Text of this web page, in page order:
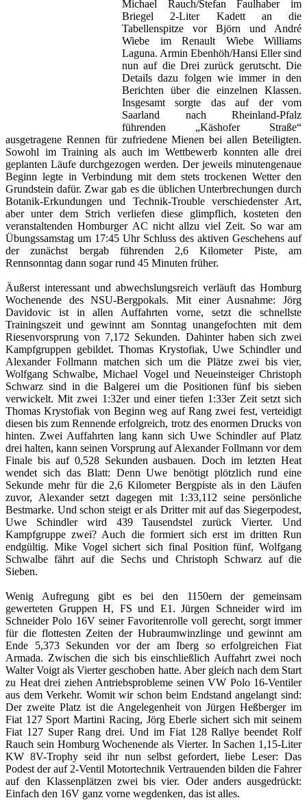
Michael Rauch/Stefan Faulhaber im
Briegel 2-Liter Kadett an die
Tabellenspitze vor Björn und André
Wiebe im Renault Wiebe Williams
Laguna. Armin Ebenhöh/Hansi Eller sind
nun auf die Drei zurück gerutscht. Die
Details dazu folgen wie immer in den
Berichten über die einzelnen Klassen.
Insgesamt sorgte das auf der vom
Saarland nach Rheinland-Pfalz
führenden „Käshofer Straße“
ausgetragene Rennen für zufriedene Mienen bei allen Beteiligten.
Sowohl im Training als auch im Wettbewerb konnten alle drei
geplanten Läufe durchgezogen werden. Der jeweils minutengenaue
Beginn legte in Verbindung mit dem stets trockenen Wetter den
Grundstein dafür. Zwar gab es die üblichen Unterbrechungen durch
Botanik-Erkundungen und Technik-Trouble verschiedenster Art,
aber unter dem Strich verliefen diese glimpflich, kosteten den
veranstaltenden Homburger AC nicht allzu viel Zeit. So war am
Übungssamstag um 17:45 Uhr Schluss des aktiven Geschehens auf
der zunächst bergab führenden 2,6 Kilometer Piste, am
Rennsonntag dann sogar rund 45 Minuten früher.
Äußerst interessant und abwechslungsreich verläuft das Homburg
Wochenende des NSU-Bergpokals. Mit einer Ausnahme: Jörg
Davidovic ist in allen Auffahrten vorne, setzt die schnellste
Trainingszeit und gewinnt am Sonntag unangefochten mit dem
Riesenvorsprung von 7,172 Sekunden. Dahinter haben sich zwei
Kampfgruppen gebildet. Thomas Krystofiak, Uwe Schindler und
Alexander Follmann matchen sich um die Plätze zwei bis vier,
Wolfgang Schwalbe, Michael Vogel und Neueinsteiger Christoph
Schwarz sind in die Balgerei um die Positionen fünf bis sieben
verwickelt. Mit zwei 1:32er und einer tiefen 1:33er Zeit setzt sich
Thomas Krystofiak von Beginn weg auf Rang zwei fest, verteidigt
diesen bis zum Rennende erfolgreich, trotz des enormen Drucks von
hinten. Zwei Auffahrten lang kann sich Uwe Schindler auf Platz
drei halten, kann seinen Vorsprung auf Alexander Follmann vor dem
Finale bis auf 0,528 Sekunden ausbauen. Doch im letzten Heat
wendet sich das Blatt: Denn Uwe benötigt plötzlich rund eine
Sekunde mehr für die 2,6 Kilometer Bergpiste als in den Läufen
zuvor, Alexander setzt dagegen mit 1:33,112 seine persönliche
Bestmarke. Und schon steigt er als Dritter mit auf das Siegerpodest,
Uwe Schindler wird 439 Tausendstel zurück Vierter. Und
Kampfgruppe zwei? Auch die formiert sich erst im dritten Run
endgültig. Mike Vogel sichert sich final Position fünf, Wolfgang
Schwalbe fährt auf die Sechs und Christoph Schwarz auf die
Sieben.
Wenig Aufregung gibt es bei den 1150ern der gemeinsam
gewerteten Gruppen H, FS und E1. Jürgen Schneider wird im
Schneider Polo 16V seiner Favoritenrolle voll gerecht, sorgt immer
für die flottesten Zeiten der Hubraumwinzlinge und gewinnt am
Ende 5,373 Sekunden vor der am Iberg so erfolgreichen Fiat
Armada. Zwischen die sich bis einschließlich Auffahrt zwei noch
Walter Voigt als Vierter geschoben hatte. Aber gleich nach dem Start
zu Heat drei ziehen Antriebsprobleme seinen VW Polo 16-Ventiler
aus dem Verkehr. Womit wir schon beim Endstand angelangt sind:
Der zweite Platz ist die Angelegenheit von Jürgen Heßberger im
Fiat 127 Sport Martini Racing, Jörg Eberle sichert sich mit seinem
Fiat 127 Super Rang drei. Und im Fiat 128 Rallye beendet Rolf
Rauch sein Homburg Wochenende als Vierter. In Sachen 1,15-Liter
KW 8V-Trophy seid ihr nun selbst gefordert, liebe Leser: Das
Podest der auf 2-Ventil Motortechnik Vertrauenden bilden die Fahrer
auf den Klassenplätzen zwei bis vier. Oder anders ausgedrückt:
Einfach den 16V ganz vorne wegdenken, das ist alles.